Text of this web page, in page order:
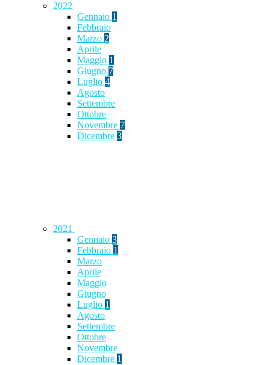
2022
Gennaio 1
Febbraio
Marzo 2
Aprile
Maggio 1
Giugno 7
Luglio 4
Agosto
Settembre
Ottobre
Novembre 7
Dicembre 3
2021
Gennaio 3
Febbraio 1
Marzo
Aprile
Maggio
Giugno
Luglio 1
Agosto
Settembre
Ottobre
Novembre
Dicembre 1